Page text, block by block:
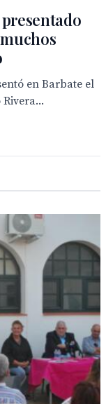
en Barbate el